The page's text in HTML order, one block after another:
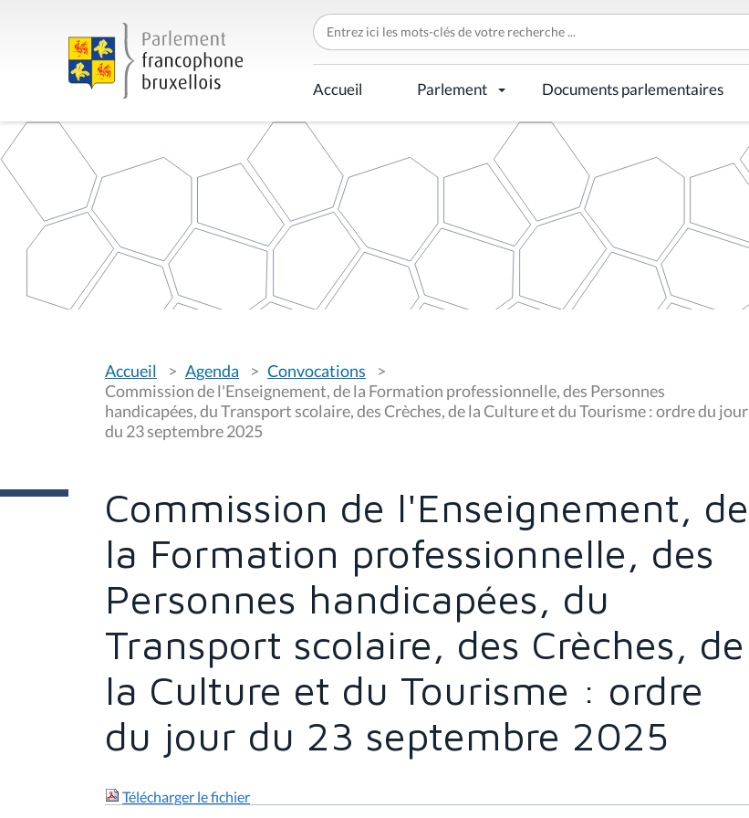
C
h
e
r
c
h
r
p
Accueil Parlement Documents parlementaires
o
u
s
ê
t
i
Accueil Agenda
Convocations
Commission de l'Enseignement, de la Formation professionnelle, des Personnes
handicapées, du Transport scolaire, des Crèches, de la Culture et du Tourisme : ordre du jour
du 23 septembre 2025
Commission de l'Enseignement, de
la Formation professionnelle, des
Personnes handicapées, du
Transport scolaire, des Crèches, de
la Culture et du Tourisme : ordre
du jour du 23 septembre 2025
Télécharger le fichier